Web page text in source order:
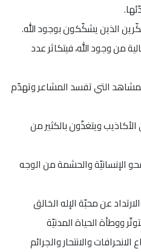
من وجود الله، فيتكاثر عدد
التي تفسد المشاعر وتهدّم
الأكاذيب ويتغذّون بالكثير من
الإنسانيّة والحشمة من الوجه
عن محبّة الإله الخالق
ووطأة الحياة المدنيّة
والانتحار والجرائم